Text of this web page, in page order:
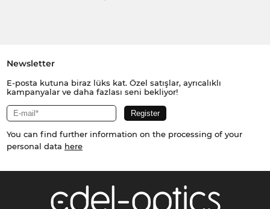
Newsletter
E-posta kutuna biraz lüks kat. Özel satışlar, ayrıcalıklı
kampanyalar ve daha fazlası seni bekliyor!
You can find further information on the processing of your
personal data here